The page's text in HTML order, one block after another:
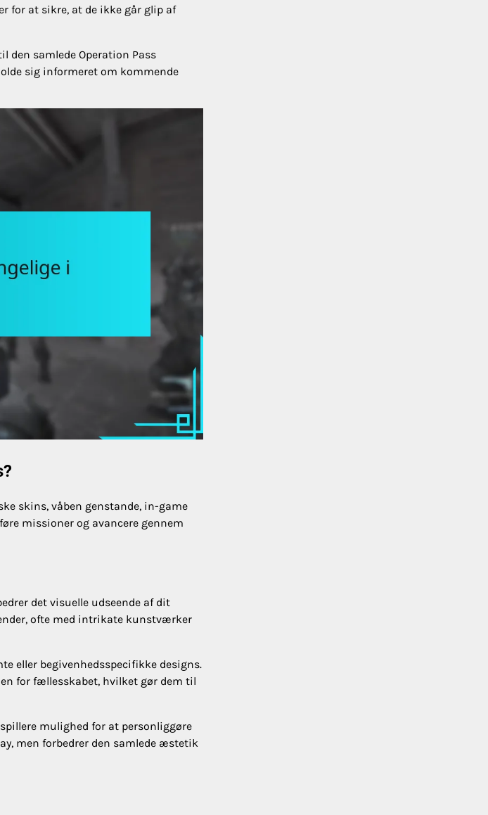
for at sikre, at de ikke går glip af
den samlede Operation Pass
sig informeret om kommende
skins, våben genstande, in-game
missioner og avancere gennem
det visuelle udseende af dit
ofte med intrikate kunstværker
eller begivenhedsspecifikke designs.
for fællesskabet, hvilket gør dem til
mulighed for at personliggøre
men forbedrer den samlede æstetik